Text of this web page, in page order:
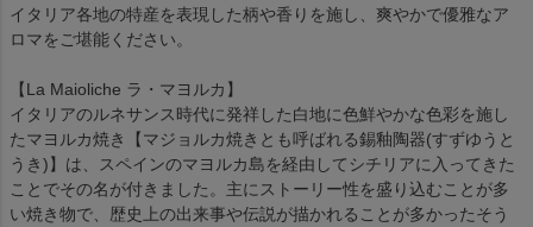
イタリア各地の特産を表現した柄や香りを施し、爽やかで優雅なア
ロマをご堪能ください。
【La Maioliche ラ・マヨルカ】
イタリアのルネサンス時代に発祥した白地に色鮮やかな色彩を施し
たマヨルカ焼き【マジョルカ焼きとも呼ばれる錫釉陶器(すずゆうと
うき)】は、スペインのマヨルカ島を経由してシチリアに入ってきた
ことでその名が付きました。主にストーリー性を盛り込むことが多
い焼き物で、歴史上の出来事や伝説が描かれることが多かったそう